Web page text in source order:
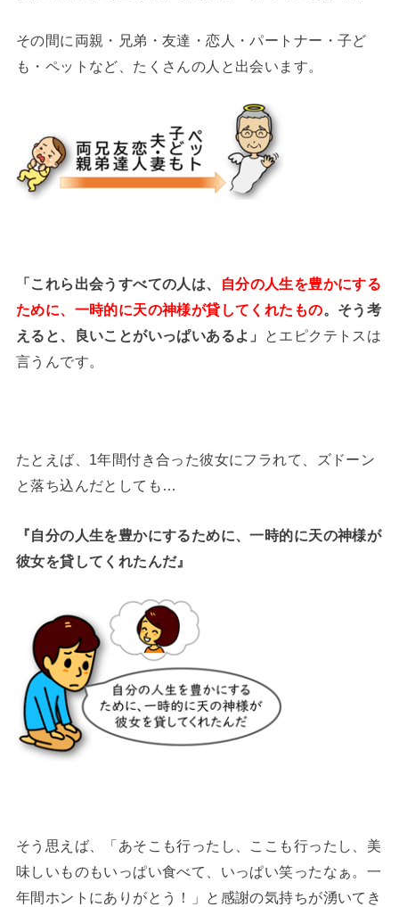
その間に両親・兄弟・友達・恋人・パートナー・子ど
も・ペットなど、たくさんの人と出会います。
「これら出会うすべての人は、
自分の人生を豊かにする
ために、一時的に天の神様が貸してくれたもの 。そう考
えると、良いことがいっぱいあるよ」
とエピクテトスは
言うんです。
たとえば、1年間付き合った彼女にフラれて、ズドーン
と落ち込んだとしても…
『自分の人生を豊かにするために、一時的に天の神様が
彼女を貸してくれたんだ』
そう思えば、「あそこも行ったし、ここも行ったし、美
味しいものもいっぱい食べて、いっぱい笑ったなぁ。一
年間ホントにありがとう！」と感謝の気持ちが湧いてき